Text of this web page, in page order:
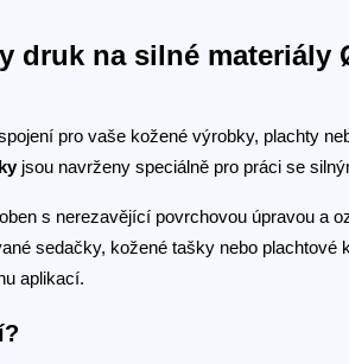
druk na silné materiály
pro vaše kožené výrobky, plachty
jsou navrženy speciálně pro práci se
s nerezavějící povrchovou úpravou a
sedačky, kožené tašky nebo
aplikací.